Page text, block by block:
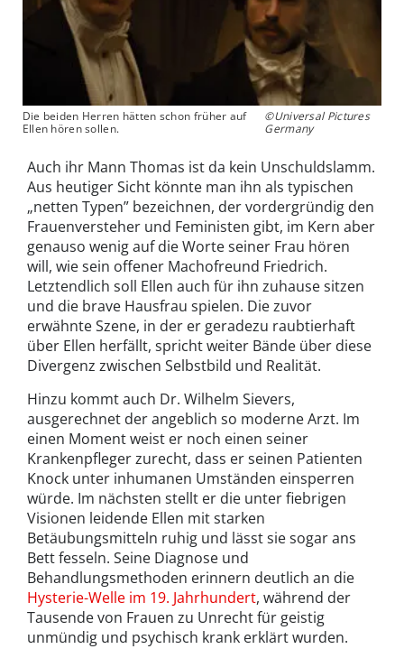
Die beiden Herren hätten schon früher auf
Ellen hören sollen.
©Universal Pictures
Germany
Auch ihr Mann Thomas ist da kein Unschuldslamm.
Aus heutiger Sicht könnte man ihn als typischen
„netten Typen” bezeichnen, der vordergründig den
Frauenversteher und Feministen gibt, im Kern aber
genauso wenig auf die Worte seiner Frau hören
will, wie sein offener Machofreund Friedrich.
Letztendlich soll Ellen auch für ihn zuhause sitzen
und die brave Hausfrau spielen. Die zuvor
erwähnte Szene, in der er geradezu raubtierhaft
über Ellen herfällt, spricht weiter Bände über diese
Divergenz zwischen Selbstbild und Realität.
Hinzu kommt auch Dr. Wilhelm Sievers,
ausgerechnet der angeblich so moderne Arzt. Im
einen Moment weist er noch einen seiner
Krankenpfleger zurecht, dass er seinen Patienten
Knock unter inhumanen Umständen einsperren
würde. Im nächsten stellt er die unter fiebrigen
Visionen leidende Ellen mit starken
Betäubungsmitteln ruhig und lässt sie sogar ans
Bett fesseln. Seine Diagnose und
Behandlungsmethoden erinnern deutlich an die
Hysterie-Welle im 19. Jahrhundert, während der
Tausende von Frauen zu Unrecht für geistig
unmündig und psychisch krank erklärt wurden.